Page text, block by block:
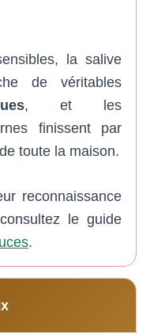
la salive
de véritables
, et les
finissent par
de toute la maison.
reconnaissance
le guide
.